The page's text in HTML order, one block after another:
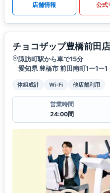
店舗情報 公式
チョコザップ豊橋前田店
諏訪町駅から車で15分
愛知県 豊橋市 前田南町1ー1ー
体組成計 Wi-Fi 他店舗利用
営業時間
24:00間